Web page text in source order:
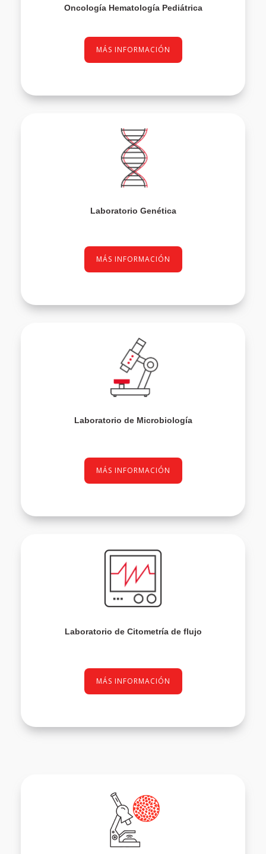
Oncología Hematología Pediátrica
MÁS INFORMACIÓN
Laboratorio Genética
MÁS INFORMACIÓN
Laboratorio de Microbiología
MÁS INFORMACIÓN
Laboratorio de Citometría de flujo
MÁS INFORMACIÓN